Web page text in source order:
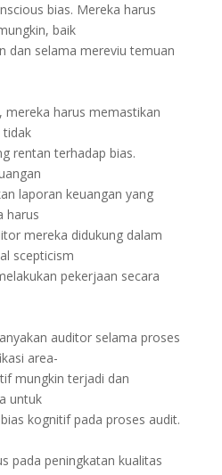
bias. Mereka harus
baik
dan selama mereviu temuan
mereka harus memastikan
tidak
rentan terhadap bias.
laporan keuangan yang
harus
mereka didukung dalam
scepticism
pekerjaan secara
auditor selama proses
area-
mungkin terjadi dan
untuk
kognitif pada proses audit.
pada peningkatan kualitas